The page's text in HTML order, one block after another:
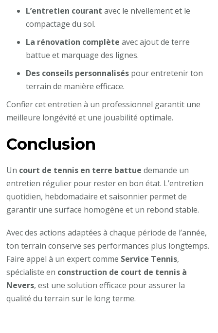
L’entretien courant avec le nivellement et le
compactage du sol.
La rénovation complète avec ajout de terre
battue et marquage des lignes.
Des conseils personnalisés pour entretenir ton
terrain de manière efficace.
Confier cet entretien à un professionnel garantit une
meilleure longévité et une jouabilité optimale.
Conclusion
Un court de tennis en terre battue demande un
entretien régulier pour rester en bon état. L’entretien
quotidien, hebdomadaire et saisonnier permet de
garantir une surface homogène et un rebond stable.
Avec des actions adaptées à chaque période de l’année,
ton terrain conserve ses performances plus longtemps.
Faire appel à un expert comme Service Tennis,
spécialiste en construction de court de tennis à
Nevers, est une solution efficace pour assurer la
qualité du terrain sur le long terme.